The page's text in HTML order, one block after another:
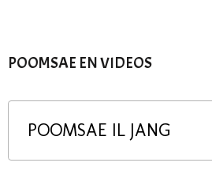
POOMSAE EN VIDEOS
POOMSAE IL JANG